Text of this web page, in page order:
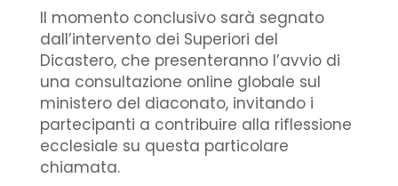
Il momento conclusivo sarà segnato
dall’intervento dei Superiori del
Dicastero, che presenteranno l’avvio di
una consultazione online globale sul
ministero del diaconato, invitando i
partecipanti a contribuire alla riflessione
ecclesiale su questa particolare
chiamata.